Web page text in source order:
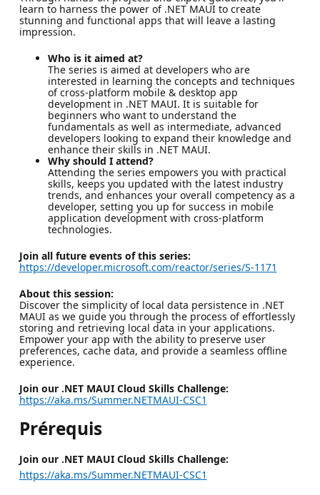
learn to harness the power of .NET MAUI to create
stunning and functional apps that will leave a lasting
impression.
Who is it aimed at?
The series is aimed at developers who are
interested in learning the concepts and techniques
of cross-platform mobile & desktop app
development in .NET MAUI. It is suitable for
beginners who want to understand the
fundamentals as well as intermediate, advanced
developers looking to expand their knowledge and
enhance their skills in .NET MAUI.
Why should I attend?
Attending the series empowers you with practical
skills, keeps you updated with the latest industry
trends, and enhances your overall competency as a
developer, setting you up for success in mobile
application development with cross-platform
technologies.
Join all future events of this series:
https://developer.microsoft.com/reactor/series/S-1171
About this session:
Discover the simplicity of local data persistence in .NET
MAUI as we guide you through the process of effortlessly
storing and retrieving local data in your applications.
Empower your app with the ability to preserve user
preferences, cache data, and provide a seamless offline
experience.
Join our .NET MAUI Cloud Skills Challenge:
https://aka.ms/Summer.NETMAUI-CSC1
Prérequis
Join our .NET MAUI Cloud Skills Challenge:
https://aka.ms/Summer.NETMAUI-CSC1